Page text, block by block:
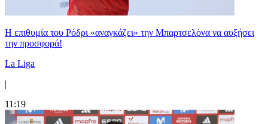
Η επιθυμία του Ρόδρι «αναγκάζει» την Μπαρτσελόνα να αυξήσει
την προσφορά!
La Liga
|
11:19